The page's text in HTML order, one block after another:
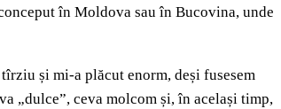
în Moldova sau în Bucovina, unde
și mi-a plăcut enorm, deși fusesem
„dulce”, ceva molcom și, în același timp,